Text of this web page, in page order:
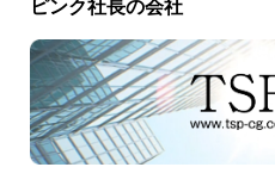
ピンク社長の会社